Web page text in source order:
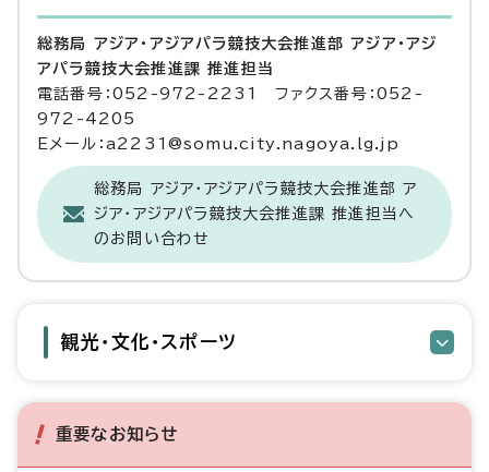
総務局 アジア・アジアパラ競技大会推進部 アジア・アジ
アパラ競技大会推進課 推進担当
電話番号：052-972-2231 ファクス番号：052-
972-4205
Eメール：a2231@somu.city.nagoya.lg.jp
総務局 アジア・アジアパラ競技大会推進部 ア
ジア・アジアパラ競技大会推進課 推進担当へ
のお問い合わせ
観光・文化・スポーツ
重要なお知らせ